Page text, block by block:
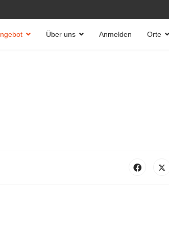
Über uns Anmelden Orte